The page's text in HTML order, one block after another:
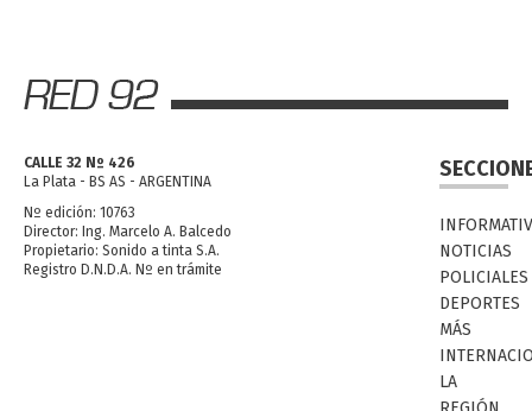
CALLE 32 Nº 426
La Plata - BS AS - ARGENTINA
Nº edición: 10763
Director: Ing. Marcelo A. Balcedo
Propietario: Sonido a tinta S.A.
Registro D.N.D.A. Nº en trámite
NOTICIAS
POLICIALES
DEPORTES
MÁS
LA